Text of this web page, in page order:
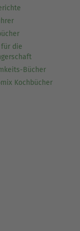
die
Bücher
Kochbücher